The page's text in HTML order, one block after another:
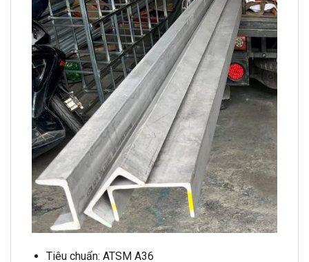
Tiêu chuẩn: ATSM A36